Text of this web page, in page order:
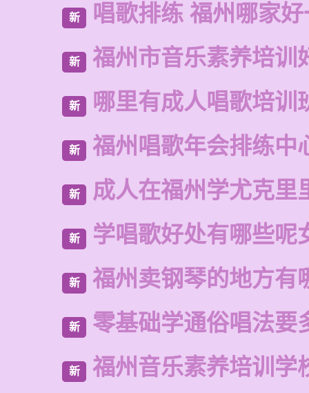
新 唱歌排练 福州哪家
新 福州市音乐素养培训
新 哪里有成人唱歌培训
新 福州唱歌年会排练中
新 成人在福州学尤克里
新 学唱歌好处有哪些呢
新 福州卖钢琴的地方有
新 零基础学通俗唱法要
新 福州音乐素养培训学